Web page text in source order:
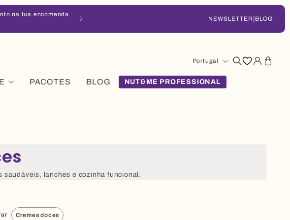
na tua encomenda
Entrega em 48-72 horasNEWSLETTER |BLOG
PACOTES BLOG NUT&ME PROFESSIONAL
Portugal
Entrar
Carrinho
saudáveis, lanches e cozinha funcional.
Cremes doces